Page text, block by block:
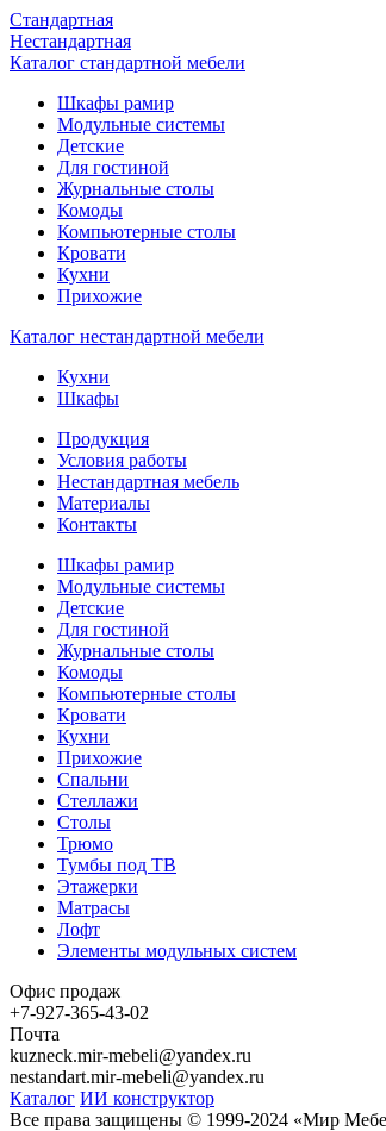
Стандартная
Нестандартная
Каталог стандартной мебели
Шкафы рамир
Модульные системы
Детские
Для гостиной
Журнальные столы
Комоды
Компьютерные столы
Кровати
Кухни
Прихожие
Каталог нестандартной мебели
Кухни
Шкафы
Продукция
Условия работы
Нестандартная мебель
Материалы
Контакты
Шкафы рамир
Модульные системы
Детские
Для гостиной
Журнальные столы
Комоды
Компьютерные столы
Кровати
Кухни
Прихожие
Спальни
Стеллажи
Столы
Трюмо
Тумбы под ТВ
Этажерки
Матрасы
Лофт
Элементы модульных систем
Офис продаж
+7-927-365-43-02
Почта
kuzneck.mir-mebeli@yandex.ru
nestandart.mir-mebeli@yandex.ru
Каталог ИИ конструктор
Все права защищены © 1999-2024 «Мир